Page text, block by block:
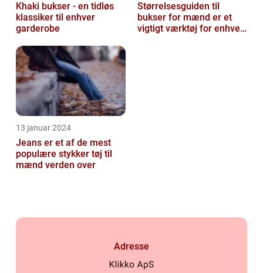
Khaki bukser - en tidløs
klassiker til enhver
garderobe
Størrelsesguiden til
bukser for mænd er et
vigtigt værktøj for enhver
13 januar 2024
Jeans er et af de mest
populære stykker tøj til
mænd verden over
Adresse